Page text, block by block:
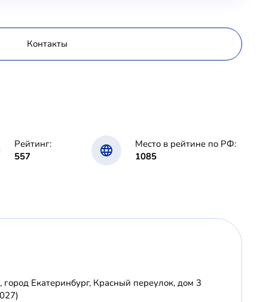
Контакты
Рейтинг:
557
Место в рейтине по РФ:
1085
город Екатеринбург, Красный переулок, дом 3